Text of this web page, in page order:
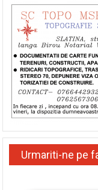
Urmariti-ne pe